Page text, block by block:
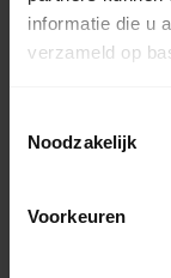
informatie die u
verzameld op
Noodzakelijk
Voorkeuren
SPECIFICATIES